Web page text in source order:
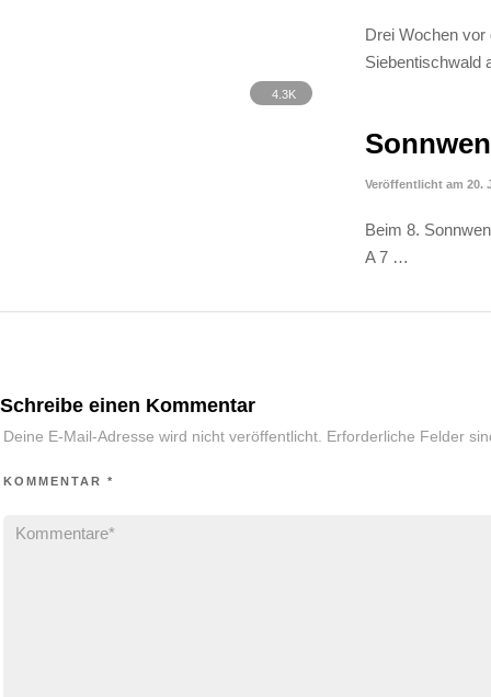
Drei Wochen
Siebentischwald
4.3K
Veröffentlicht am 20.
Beim 8.
A 7 …
Schreibe einen Kommentar
Deine E-Mail-Adresse wird nicht veröffentlicht. Erforderliche Felder
KOMMENTAR *